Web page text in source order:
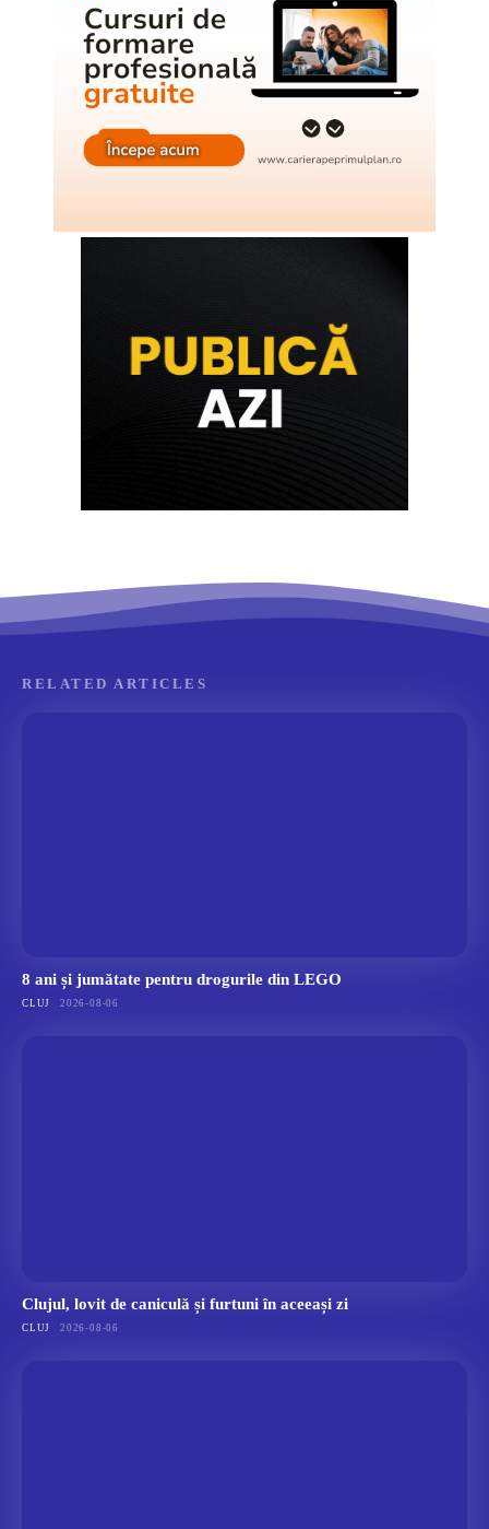
RELATED ARTICLES
8 ani și jumătate pentru drogurile din LEGO
CLUJ 2026-08-06
Clujul, lovit de caniculă și furtuni în aceeași zi
CLUJ 2026-08-06